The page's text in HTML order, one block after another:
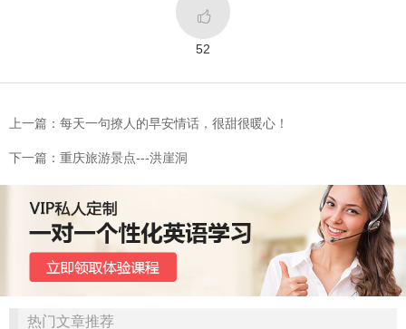

52
上一篇：每天一句撩人的早安情话，很甜很暖心！
下一篇：重庆旅游景点---洪崖洞
热门文章推荐